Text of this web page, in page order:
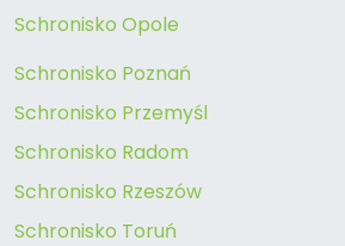
Schronisko Opole
Schronisko Poznań
Schronisko Przemyśl
Schronisko Radom
Schronisko Rzeszów
Schronisko Toruń